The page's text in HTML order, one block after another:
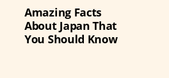
Amazing Facts
About Japan That
You Should Know